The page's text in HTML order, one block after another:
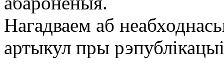
Нагадваем аб
артыкул пры